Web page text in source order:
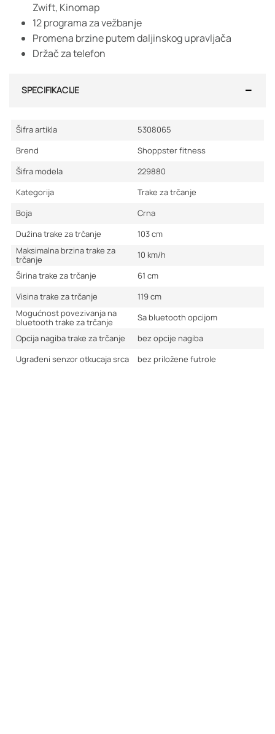
Zwift, Kinomap
12 programa za vežbanje
Promena brzine putem daljinskog upravljača
Držač za telefon
SPECIFIKACIJE
Šifra artikla
5308065
Brend
Shoppster fitness
Šifra modela
229880
Kategorija
Trake za trčanje
Boja
Crna
Dužina trake za trčanje
103cm
Maksimalna brzina trake za
trčanje
10 km/h
Širina trake za trčanje
61 cm
Visina trake za trčanje
119cm
Mogućnost povezivanja na
bluetooth trake za trčanje
Sa bluetooth opcijom
Opcija nagiba trake za trčanje
bez opcije nagiba
Ugrađeni senzor otkucaja srca
bez priložene futrole